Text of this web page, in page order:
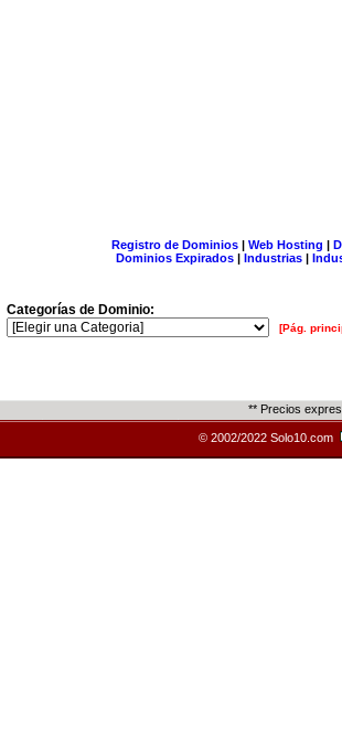
Registro de Dominios| Web Hosting |
Dominios Expirados | Industrias |
Categorías de Dominio:
[Pág.
** Precios
© 2002/2022 Solo10.com